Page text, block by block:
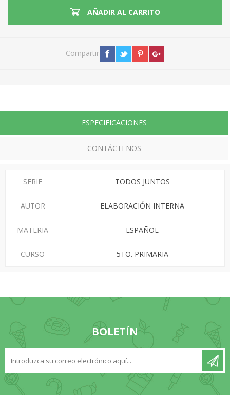
AÑADIR AL CARRITO
Compartir
ESPECIFICACIONES
CONTÁCTENOS
SERIE TODOS JUNTOS
AUTOR ELABORACIÓN INTERNA
MATERIA ESPAÑOL
CURSO 5TO. PRIMARIA
BOLETÍN